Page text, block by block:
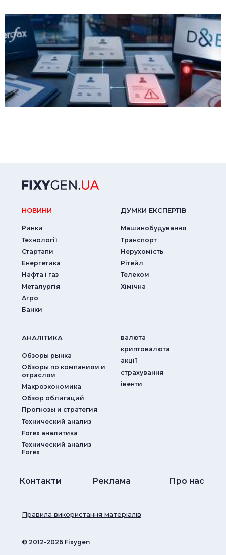
НОВИНИ
Ринки
Технології
Стартапи
Енергетика
Нафта і газ
Металургія
Агро
Банки
ДУМКИ ЕКСПЕРТIВ
Машинобудування
Транспорт
Нерухомість
Рітейл
Телеком
Хімічна
АНАЛIТИКА
Обзоры рынка
Обзоры по компаниям и
отраслям
Макроэкономика
Обзор облигаций
Прогнозы и стратегия
Технический анализ
Forex аналитика
Технический анализ
Forex
валюта
криптовалюта
акції
страхування
iвенти
Контакти Реклама Про нас
© ‎2012-2026 Fixygen
Правила використання матеріалів